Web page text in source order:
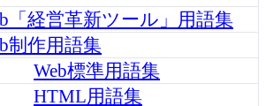
「経営革新ツール」用語集
制作用語集
Web標準用語集
HTML用語集